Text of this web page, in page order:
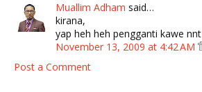
Muallim Adham said…
kirana,
yap heh heh pengganti kawe nnt
November 13, 2009 at 4:42 AM
Post a Comment